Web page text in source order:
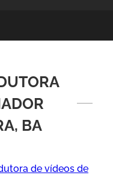
BA
de vídeos de